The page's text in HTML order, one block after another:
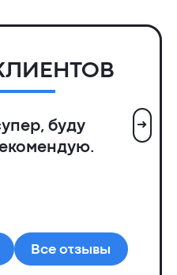
буду
➜
Все отзывы